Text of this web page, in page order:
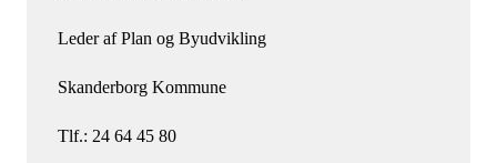
Leder af Plan og Byudvikling
Skanderborg Kommune
Tlf.: 24 64 45 80